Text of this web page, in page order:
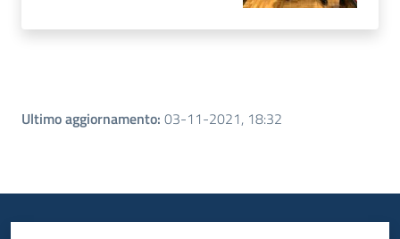
Ultimo aggiornamento: 03-11-2021, 18:32